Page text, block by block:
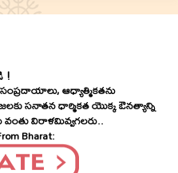
!
ఆధ్యాత్మికతను
సనాతన ధార్మికత యొక్క ఔనత్యాన్ని
విరాళమివ్వగలరు..
Bharat: